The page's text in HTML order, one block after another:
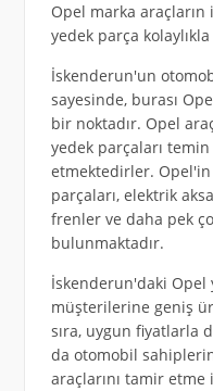
Opel marka
yedek parça
İskenderun'un
sayesinde, burası
bir noktadır. Opel
yedek parçaları
etmektedirler.
parçaları, elektrik
frenler ve daha pek
bulunmaktadır.
İskenderun'daki Opel
müşterilerine geniş
sıra, uygun fiyatlarla
da otomobil
araçlarını tamir etme